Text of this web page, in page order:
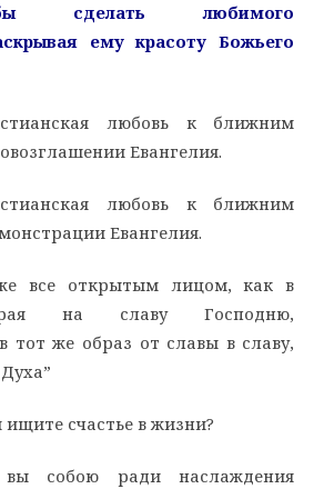
сделать любимого
ему красоту Божьего
любовь к ближним
Евангелия.
любовь к ближним
Евангелия.
все открытым лицом, как в
на славу Господню,
тот же образ от славы в славу,
ищите счастье в жизни?
собою ради наслаждения